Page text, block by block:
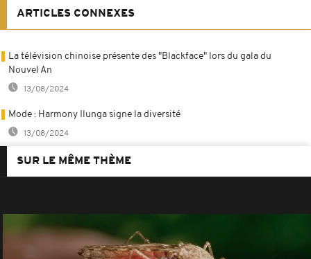
ARTICLES CONNEXES
La télévision chinoise présente des "Blackface" lors du gala du
Nouvel An
13/08/2024
Mode : Harmony Ilunga signe la diversité
13/08/2024
SUR LE MÊME THÈME